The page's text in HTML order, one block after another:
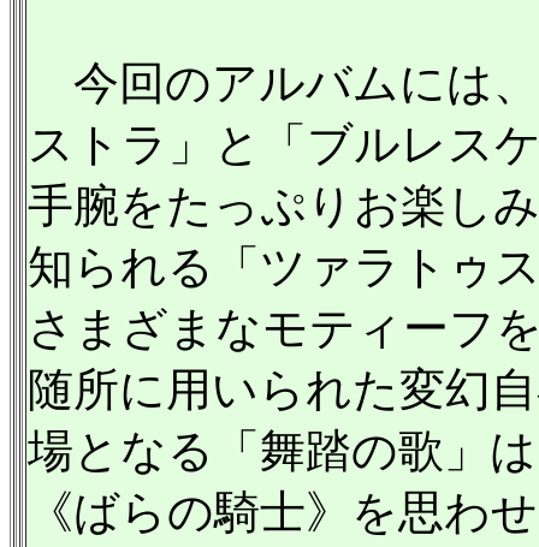
今回のアルバムには
ストラ」と「ブルレス
手腕をたっぷりお楽し
知られる「ツァラトゥ
さまざまなモティーフ
随所に用いられた変幻
場となる「舞踏の歌」
《ばらの騎士》を思わ